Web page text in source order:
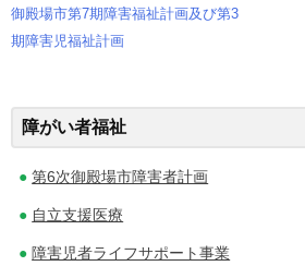
投
ナ
御殿場市第7期障害福祉計画及び第3
期障害児福祉計画
障がい者福祉
第6次御殿場市障害者計画
自立支援医療
障害児者ライフサポート事業